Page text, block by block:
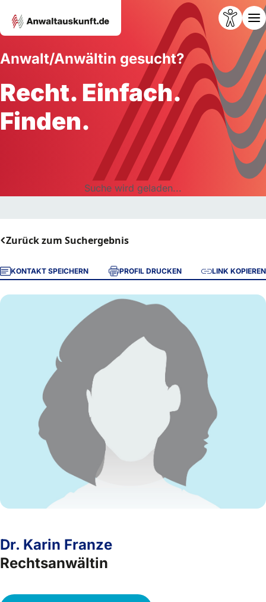
Anwalt/Anwältin gesucht?
Recht. Einfach.
Finden.
Suche wird geladen...
Zurück zum Suchergebnis
KONTAKT SPEICHERN PROFIL DRUCKEN LINK KOPIEREN
Dr. Karin Franze
Rechtsanwältin